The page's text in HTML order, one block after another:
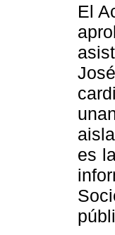
El
es